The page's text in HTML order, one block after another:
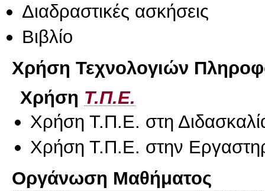
Διαδραστικές ασκήσεις
Βιβλίο
Χρήση Τεχνολογιών
Χρήση Τ.Π.Ε.
Χρήση Τ.Π.Ε. στη
Χρήση Τ.Π.Ε. στην
Οργάνωση Μαθήματος